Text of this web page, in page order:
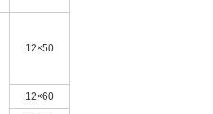
12×50
12×60